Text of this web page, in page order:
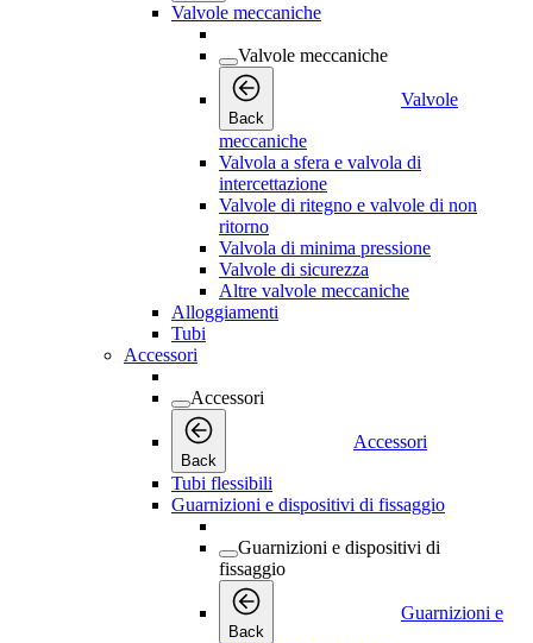
Valvole meccaniche
Valvole meccaniche
Back
Valvole
meccaniche
Valvola a sfera e valvola di
intercettazione
Valvole di ritegno e valvole di non
ritorno
Valvola di minima pressione
Valvole di sicurezza
Altre valvole meccaniche
Alloggiamenti
Tubi
Accessori
Accessori
Back
Accessori
Tubi flessibili
Guarnizioni e dispositivi di fissaggio
Guarnizioni e dispositivi di
fissaggio
Back
Guarnizioni e